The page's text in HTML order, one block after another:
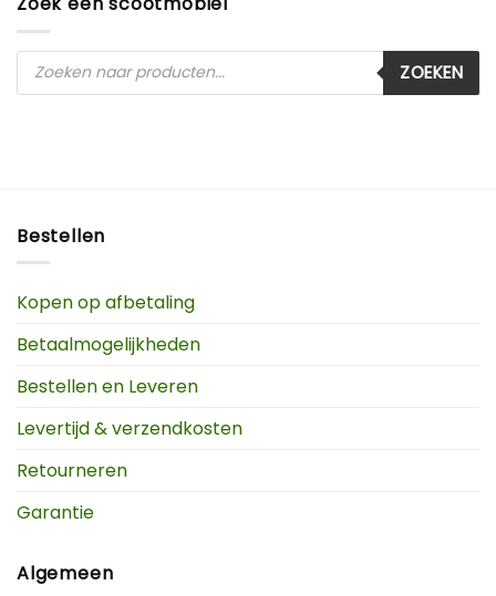
Producten
zoeken
ZOEKEN
Bestellen
Kopen op afbetaling
Betaalmogelijkheden
Bestellen en Leveren
Levertijd & verzendkosten
Retourneren
Garantie
Algemeen